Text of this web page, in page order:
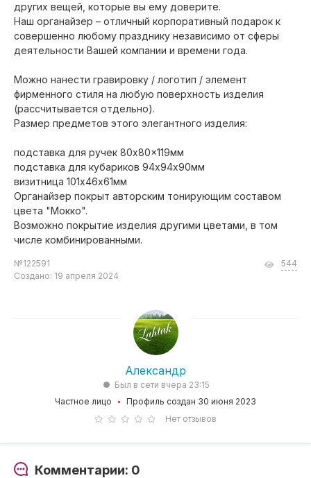
других вещей, которые вы ему доверите.
Наш органайзер – отличный корпоративный подарок к
совершенно любому празднику независимо от сферы
деятельности Вашей компании и времени года.
Можно нанести гравировку / логотип / элемент
фирменного стиля на любую поверхность изделия
(рассчитывается отдельно).
Размер предметов этого элегантного изделия:
подставка для ручек 80x80x119мм
подставка для кубариков 94х94х90мм
визитница 101х46х61мм
Органайзер покрыт авторским тонирующим составом
цвета "Мокко".
Возможно покрытие изделия другими цветами, в том
числе комбинированными.
№122591
Создано: 19 апреля 2024
544
Александр
Был в сети вчера 23:15
Частное лицо
Профиль создан 30 июня 2023
Нет отзывов
Комментарии: 0